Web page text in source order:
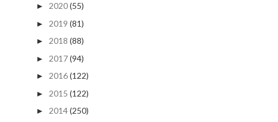
► 2020(55)
► 2019 (81)
► 2018 (88)
► 2017(94)
► 2016(122)
► 2015 (122)
► 2014(250)